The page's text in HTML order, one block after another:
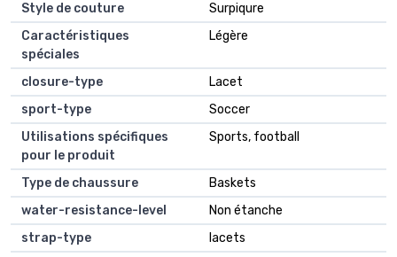
Style de couture
Surpiqure
Caractéristiques
spéciales
Légère
closure-type
Lacet
sport-type
Soccer
Utilisations spécifiques
pour le produit
Sports, football
Type de chaussure
Baskets
water-resistance-level
Non étanche
strap-type
lacets